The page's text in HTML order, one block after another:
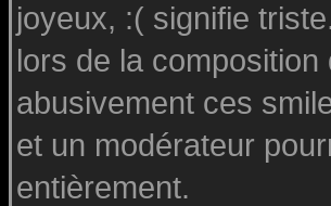
joyeux, :( signifie
lors de la
abusivement ces
et un modérateur
entièrement.